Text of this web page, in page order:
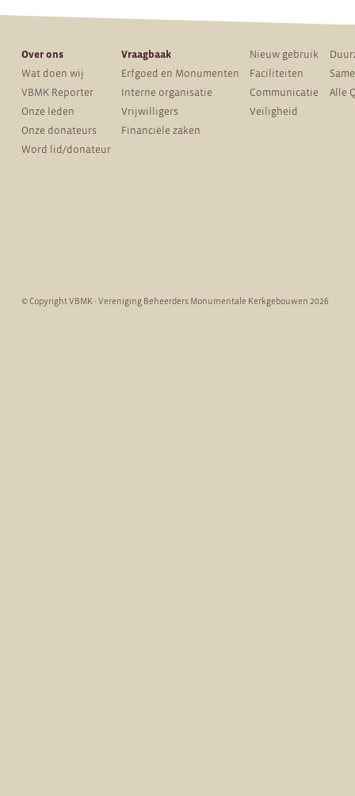
Over ons
Wat doen wij
VBMK Reporter
Onze leden
Onze donateurs
Word lid/donateur
Vraagbaak
Erfgoed en Monumenten
Interne organisatie
Vrijwilligers
Financiële zaken
Nieuw gebruik
Faciliteiten
Communicatie
Veiligheid
Alle
© Copyright VBMK - Vereniging Beheerders Monumentale Kerkgebouwen 2026